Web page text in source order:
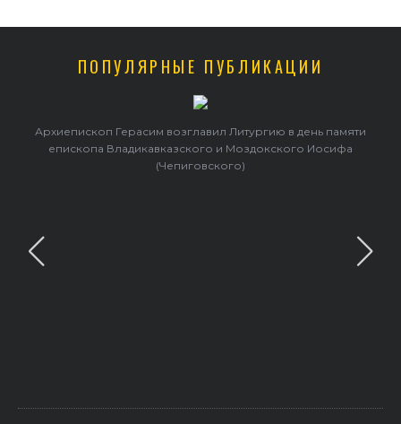
ПОПУЛЯРНЫЕ ПУБЛИКАЦИИ
Архиепископ Герасим возглавил Литургию в день памяти
епископа Владикавказского и Моздокского Иосифа
(Чепиговского)